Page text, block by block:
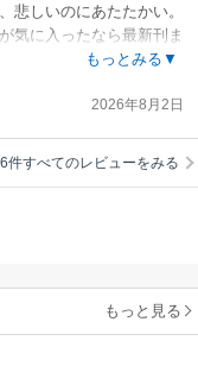
悲しいのにあたたかい。
気に入ったなら最新刊ま
て崩れない世界観と作
もっとみる▼
2026年8月2日
件すべてのレビューをみる
もっと見る